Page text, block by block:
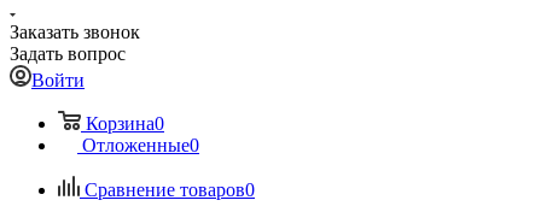
Заказать звонок
Задать вопрос
Войти
Корзина0
Отложенные0
Сравнение товаров0